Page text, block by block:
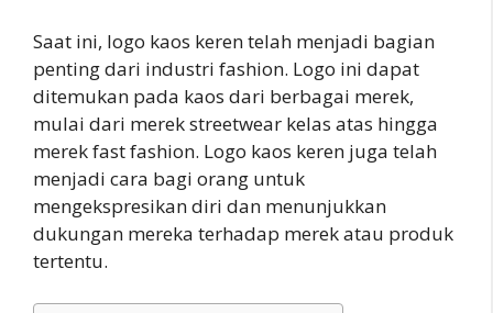
Saat ini, logo kaos keren telah menjadi bagian
penting dari industri fashion. Logo ini dapat
ditemukan pada kaos dari berbagai merek,
mulai dari merek streetwear kelas atas hingga
merek fast fashion. Logo kaos keren juga telah
menjadi cara bagi orang untuk
mengekspresikan diri dan menunjukkan
dukungan mereka terhadap merek atau produk
tertentu.